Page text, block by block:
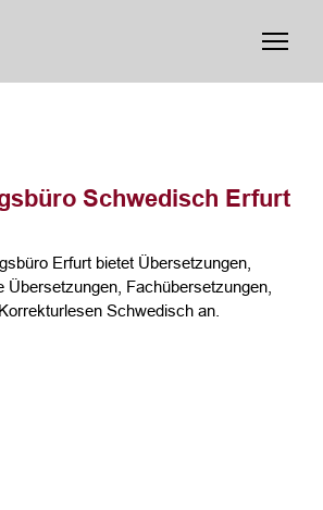
Schwedisch Erfurt
Erfurt bietet Übersetzungen,
Übersetzungen, Fachübersetzungen,
Schwedisch an.